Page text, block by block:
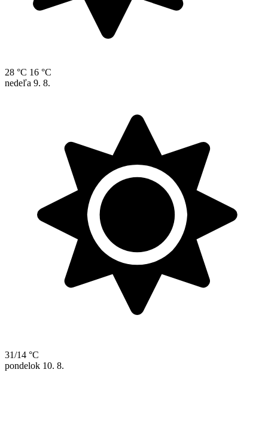
28 °C 16 °C
nedeľa 9. 8.
31/14 °C
pondelok 10. 8.